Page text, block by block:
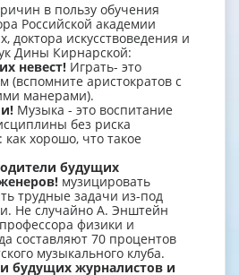
в пользу обучения
Российской академии
доктора искусствоведения и
Дины Кирнарской:
невест! Играть- это
(вспомните аристократов с
манерами).
Музыка - это воспитание
без риска
хорошо, что такое
будущих
музицировать
трудные задачи из-под
Не случайно А. Энштейн
физики и
составляют 70 процентов
музыкального клуба.
будущих журналистов и